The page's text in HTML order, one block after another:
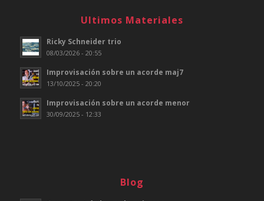
Ultimos Materiales
Ricky Schneider trio
08/03/2026 - 20:55
Improvisación sobre un acorde maj7
13/10/2025 - 20:20
Improvisación sobre un acorde menor
30/09/2025 - 12:33
Blog